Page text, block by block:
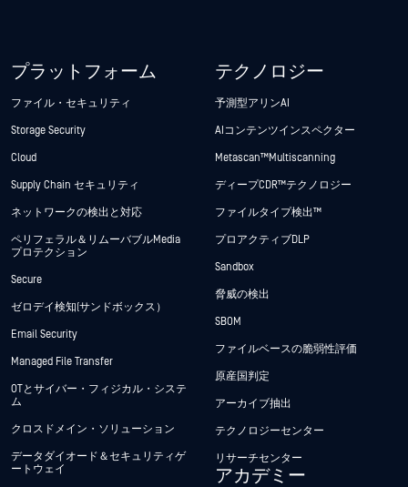
プラットフォーム
ファイル・セキュリティ
Storage Security
Cloud
Supply Chain セキュリティ
ネットワークの検出と対応
ペリフェラル＆リムーバブルMedia
プロテクション
Secure
ゼロデイ検知(サンドボックス）
Email Security
Managed File Transfer
OTとサイバー・フィジカル・システ
ム
クロスドメイン・ソリューション
データダイオード＆セキュリティゲ
ートウェイ
テクノロジー
予測型アリンAI
AIコンテンツインスペクター
Metascan™ Multiscanning
ディープCDR™テクノロジー
ファイルタイプ検出™
プロアクティブDLP
Sandbox
脅威の検出
SBOM
ファイルベースの脆弱性評価
原産国判定
アーカイブ抽出
テクノロジーセンター
リサーチセンター
アカデミー